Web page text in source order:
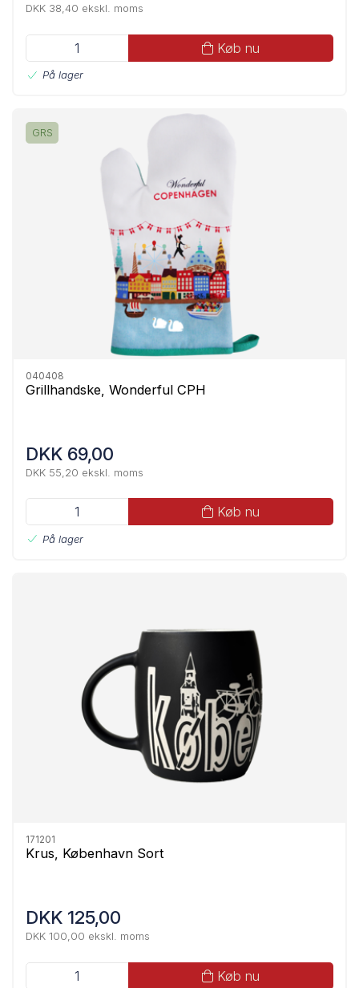
DKK 38,40 ekskl. moms
Køb nu
På lager
GRS
040408
Grillhandske, Wonderful CPH
DKK 69,00
DKK 55,20 ekskl. moms
Køb nu
På lager
171201
Krus, København Sort
DKK 125,00
DKK 100,00 ekskl. moms
Køb nu